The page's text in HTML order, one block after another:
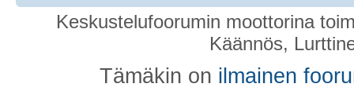
Keskustelufoorumin moottorina
Käännös,
Tämäkin on ilmainen